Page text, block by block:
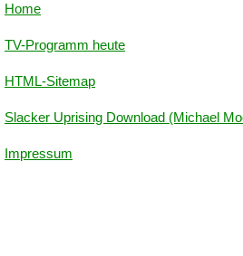
Home
TV-Programm heute
HTML-Sitemap
Slacker Uprising Download (Michael
Impressum